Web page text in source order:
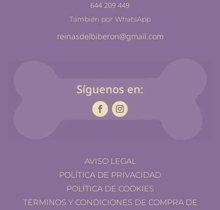
644 209 449
También por WhatsApp
reinasdelbiberon@gmail.com
Síguenos en:
AVISO LEGAL
POLÍTICA DE PRIVACIDAD
POLÍTICA DE COOKIES
TÉRMINOS Y CONDICIONES DE COMPRA DE